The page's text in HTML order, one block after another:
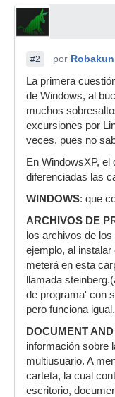
#2 por Robakun
La primera
de Windows, al
muchos
excursiones por
veces, pues no
En WindowsXP, el
diferenciadas las
WINDOWS: que
ARCHIVOS DE
los archivos de
ejemplo, al
meterá en esta
llamada
de programa' con
pero funciona igual.
DOCUMENT
información sobre
multiusuario. A
carteta, la cual
escritorio,